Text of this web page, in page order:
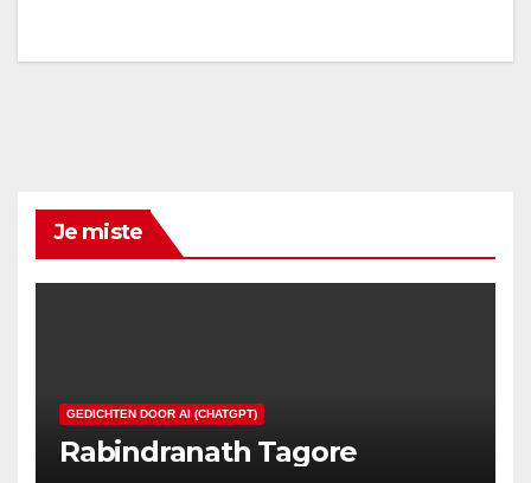
Je miste
GEDICHTEN DOOR AI (CHATGPT)
Rabindranath Tagore